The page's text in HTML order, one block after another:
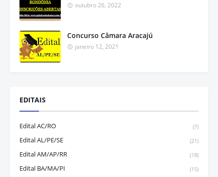
outubro 26, 2022
Concurso Câmara Aracajú
janeiro 12, 2021
EDITAIS
Edital AC/RO (7)
Edital AL/PE/SE (21)
Edital AM/AP/RR (18)
Edital BA/MA/PI (15)